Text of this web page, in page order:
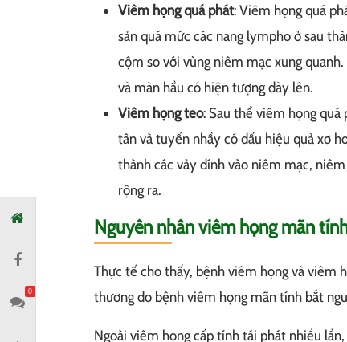
Viêm họng quá phát: Viêm họng quá
sản quá mức các nang lympho ở sau
cộm so với vùng niêm mạc xung
và màn hầu có hiện tượng dày lên.
Viêm họng teo: Sau thể viêm họng quá
tân và tuyến nhầy có dấu hiệu quả xơ
thành các vảy dính vào niêm mạc,
rộng ra.
Nguyên nhân viêm họng mãn
Thực tế cho thấy, bệnh viêm họng và viêm
thương do bệnh viêm họng mãn tính bắt
Ngoài viêm họng cấp tính tái phát nhiều
0